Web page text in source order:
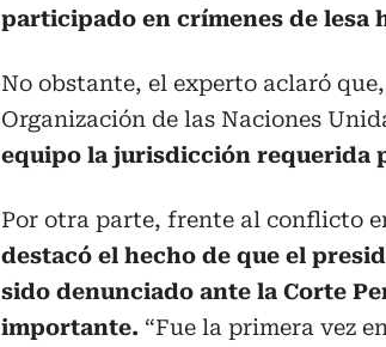
participado en crímenes de lesa
No obstante, el experto aclaró
Organización de las Naciones
equipo la jurisdicción requerida
Por otra parte, frente al conflicto
destacó el hecho de que el
sido denunciado ante la Corte
importante. “Fue la primera vez